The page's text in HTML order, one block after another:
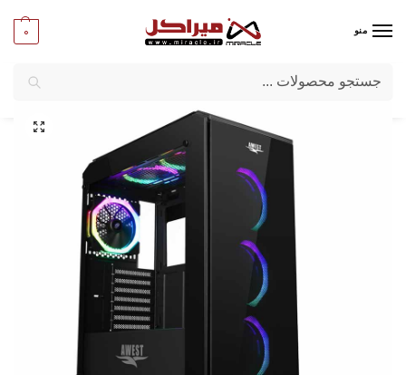
منو 0
میراکل/کامپیوتر/قطعات اصلی